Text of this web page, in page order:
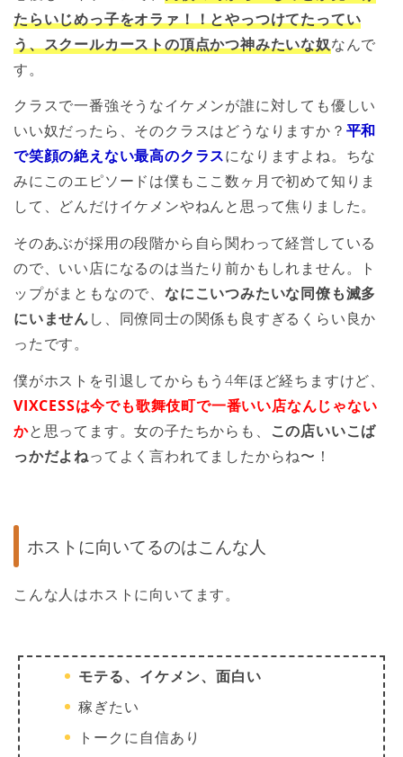
たらいじめっ子をオラァ！！とやっつけてたってい
う、スクールカーストの頂点かつ神みたいな奴なんで
す。
クラスで一番強そうなイケメンが誰に対しても優しい
いい奴だったら、そのクラスはどうなりますか？ 平和
で笑顔の絶えない最高のクラスになりますよね。ちな
みにこのエピソードは僕もここ数ヶ月で初めて知りま
して、どんだけイケメンやねんと思って焦りました。
そのあぶが採用の段階から自ら関わって経営している
ので、いい店になるのは当たり前かもしれません。ト
ップがまともなので、なにこいつみたいな同僚も滅多
にいませんし、同僚同士の関係も良すぎるくらい良か
ったです。
僕がホストを引退してからもう4年ほど経ちますけど、
VIXCESSは今でも歌舞伎町で一番いい店なんじゃない
かと思ってます。女の子たちからも、
この店いいこば
っかだよねってよく言われてましたからね〜！
ホストに向いてるのはこんな人
こんな人はホストに向いてます。
モテる、イケメン、面白い
稼ぎたい
トークに自信あり